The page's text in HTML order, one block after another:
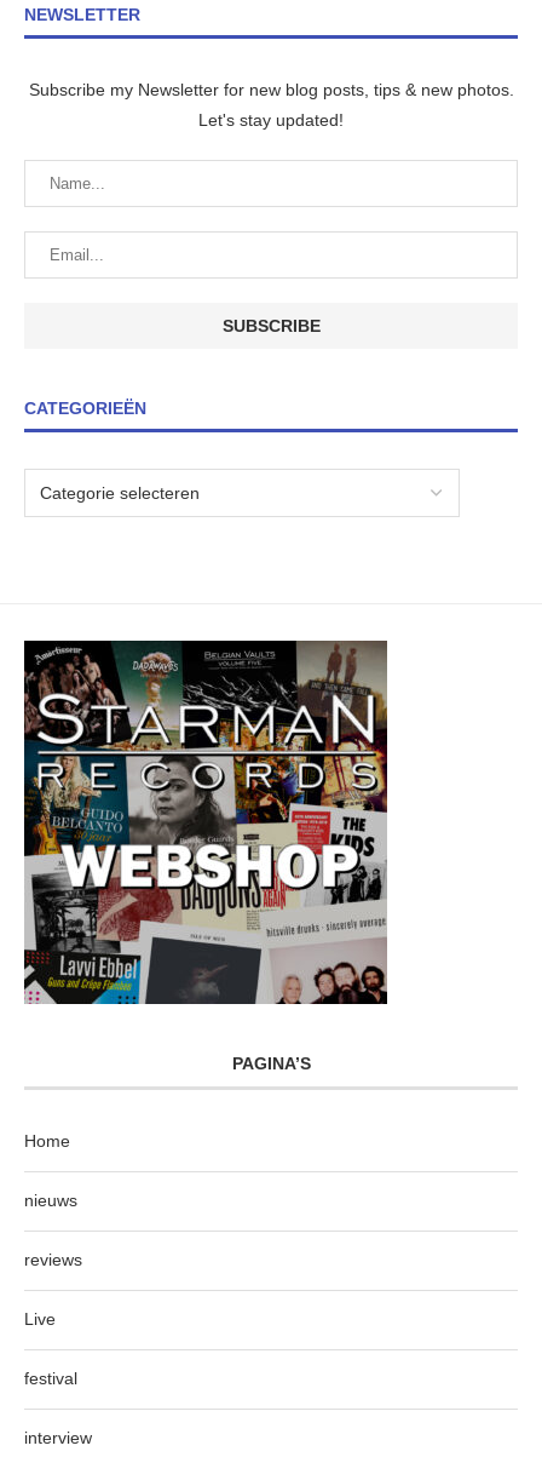
NEWSLETTER
Subscribe my Newsletter for new blog posts, tips & new photos.
Let's stay updated!
CATEGORIEËN
PAGINA’S
Home
nieuws
reviews
Live
festival
interview